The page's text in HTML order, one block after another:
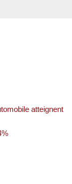
atteignent
de 17,4%